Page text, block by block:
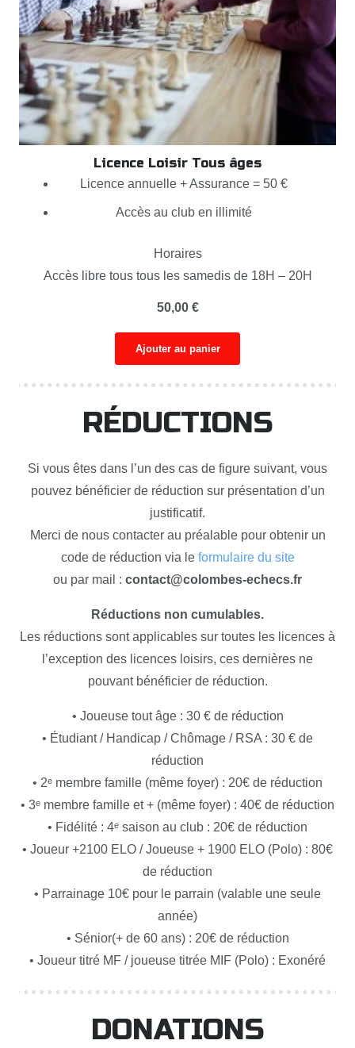
Licence Loisir Tous âges
Licence annuelle + Assurance = 50 €
Accès au club en illimité
Horaires
Accès libre tous tous les samedis de 18H – 20H
50,00 €
Ajouter au panier
RÉDUCTIONS
Si vous êtes dans l’un des cas de figure suivant, vous
pouvez bénéficier de réduction sur présentation d’un
justificatif.
Merci de nous contacter au préalable pour obtenir un
code de réduction via le formulaire du site
ou par mail : contact@colombes-echecs.fr
Réductions non cumulables.
Les réductions sont applicables sur toutes les licences à
l’exception des licences loisirs, ces dernières ne
pouvant bénéficier de réduction.
• Joueuse tout âge : 30 € de réduction
• Étudiant / Handicap / Chômage / RSA : 30 € de
réduction
• 2ᵉ membre famille (même foyer) : 20€ de réduction
• 3ᵉ membre famille et + (même foyer) : 40€ de réduction
• Fidélité : 4ᵉ saison au club : 20€ de réduction
• Joueur +2100 ELO / Joueuse + 1900 ELO (Polo) : 80€
de réduction
• Parrainage 10€ pour le parrain (valable une seule
année)
• Sénior(+ de 60 ans) : 20€ de réduction
• Joueur titré MF / joueuse titrée MIF (Polo) : Exonéré
DONATIONS